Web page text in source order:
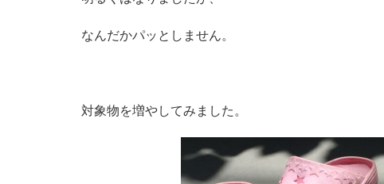
なんだかパッとしません。
対象物を増やしてみました。